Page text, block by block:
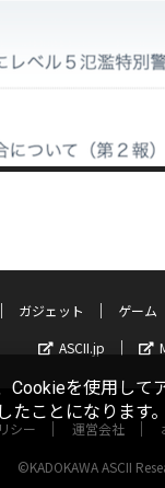
ガジェット ゲーム
ASCII.jp
シー 運営会社
©KADOKAWA ASCII
を使用して
ことになります